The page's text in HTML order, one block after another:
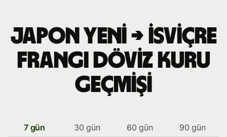
Japon yeni → İsviçre
frangı döviz kuru
geçmişi
7 gün 30 gün 60 gün 90 gün